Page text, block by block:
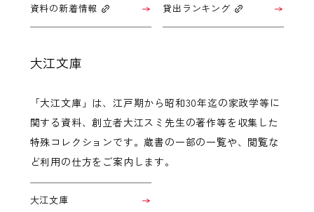
資料の新着情報 貸出ランキング
大江文庫
「大江文庫」は、江戸期から昭和30年迄の家政学等に
関する資料、創立者大江スミ先生の著作等を収集した
特殊コレクションです。蔵書の一部の一覧や、閲覧な
ど利用の仕方をご案内します。
大江文庫